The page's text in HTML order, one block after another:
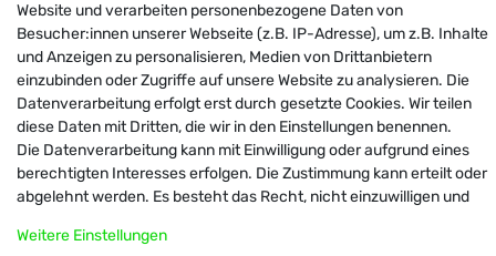
MiniHeld B2B auf Facebook
MiniHeld B2B auf Instagram!
MiniHeld B2B auf Pintarest
© 2026 MiniHeld B2B
| Design by neoprisma
Alle Preise inkl. MwSt., zzgl. Versandkosten
Website und verarbeiten personenbezogene Daten von
Besucher:innen unserer Webseite (z.B. IP-Adresse), um z.B. Inhalte
und Anzeigen zu personalisieren, Medien von Drittanbietern
einzubinden oder Zugriffe auf unsere Website zu analysieren. Die
Datenverarbeitung erfolgt erst durch gesetzte Cookies. Wir teilen
diese Daten mit Dritten, die wir in den Einstellungen benennen.
Die Datenverarbeitung kann mit Einwilligung oder aufgrund eines
berechtigten Interesses erfolgen. Die Zustimmung kann erteilt oder
abgelehnt werden. Es besteht das Recht, nicht einzuwilligen und
widerrufen. Weitere Informationen zur Verwendung
Weitere Einstellungen